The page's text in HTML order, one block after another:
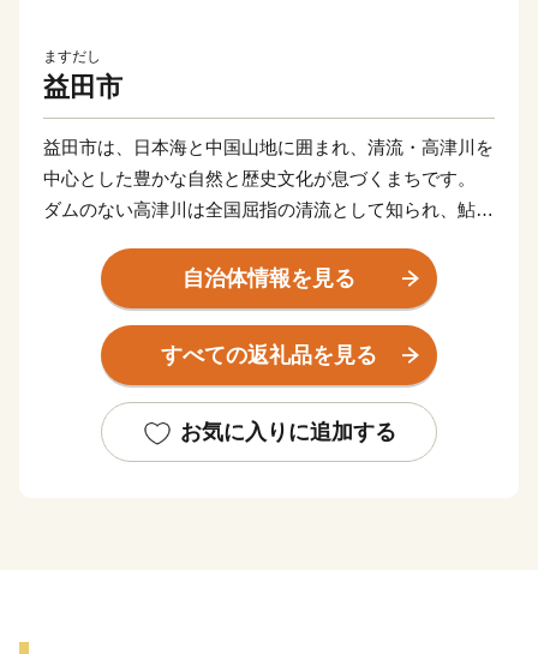
ますだし
益田市
益田市は、日本海と中国山地に囲まれ、清流・高津川を
中心とした豊かな自然と歴史文化が息づくまちです。
ダムのない高津川は全国屈指の清流として知られ、鮎や
ロン、ぶどうなどの農産物を育んでいます。
市内には画聖「雪舟」が手がけた庭園や歌聖「柿本人麻
呂」を祀る神社があり、中世の町並みが今も残る文化の
まちとして日本遺産にも認定されています。
り、人口減少という課題に向き合いながら、“ひとづく
り”によるまちづくりを進めています。
自治体情報を見る
すべての返礼品を見る
お気に入りに追加する